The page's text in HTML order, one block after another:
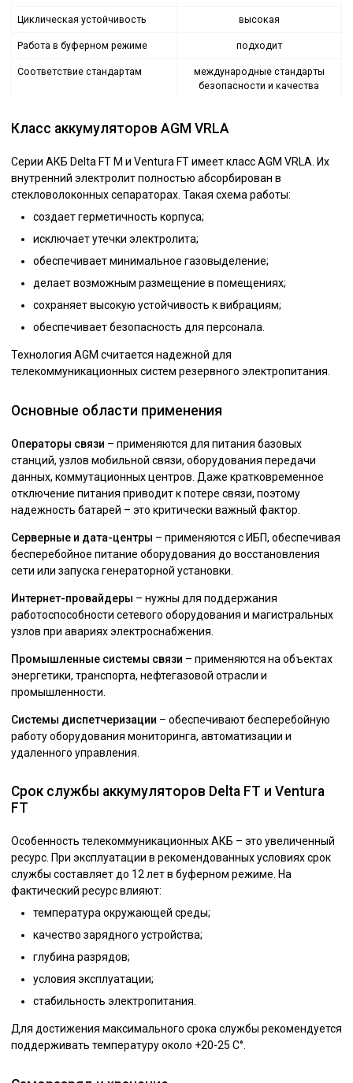
Циклическая устойчивость высокая
Работа в буферном режиме подходит
Соответствие стандартам
международные стандарты
безопасности и качества
Класс аккумуляторов AGM VRLA
Серии АКБ Delta FT M и Ventura FT имеет класс AGM VRLA. Их
внутренний электролит полностью абсорбирован в
стекловолоконных сепараторах. Такая схема работы:
создает герметичность корпуса;
исключает утечки электролита;
обеспечивает минимальное газовыделение;
делает возможным размещение в помещениях;
сохраняет высокую устойчивость к вибрациям;
обеспечивает безопасность для персонала.
Технология AGM считается надежной для
телекоммуникационных систем резервного электропитания.
Основные области применения
Операторы связи – применяются для питания базовых
станций, узлов мобильной связи, оборудования передачи
данных, коммутационных центров. Даже кратковременное
отключение питания приводит к потере связи, поэтому
надежность батарей – это критически важный фактор.
Серверные и дата-центры – применяются с ИБП, обеспечивая
бесперебойное питание оборудования до восстановления
сети или запуска генераторной установки.
Интернет-провайдеры – нужны для поддержания
работоспособности сетевого оборудования и магистральных
узлов при авариях электроснабжения.
Промышленные системы связи – применяются на объектах
энергетики, транспорта, нефтегазовой отрасли и
промышленности.
Системы диспетчеризации – обеспечивают бесперебойную
работу оборудования мониторинга, автоматизации и
удаленного управления.
Срок службы аккумуляторов Delta FT и Ventura
FT
Особенность телекоммуникационных АКБ – это увеличенный
ресурс. При эксплуатации в рекомендованных условиях срок
службы составляет до 12 лет в буферном режиме. На
фактический ресурс влияют:
температура окружающей среды;
качество зарядного устройства;
глубина разрядов;
условия эксплуатации;
стабильность электропитания.
Для достижения максимального срока службы рекомендуется
поддерживать температуру около +20-25 C°.